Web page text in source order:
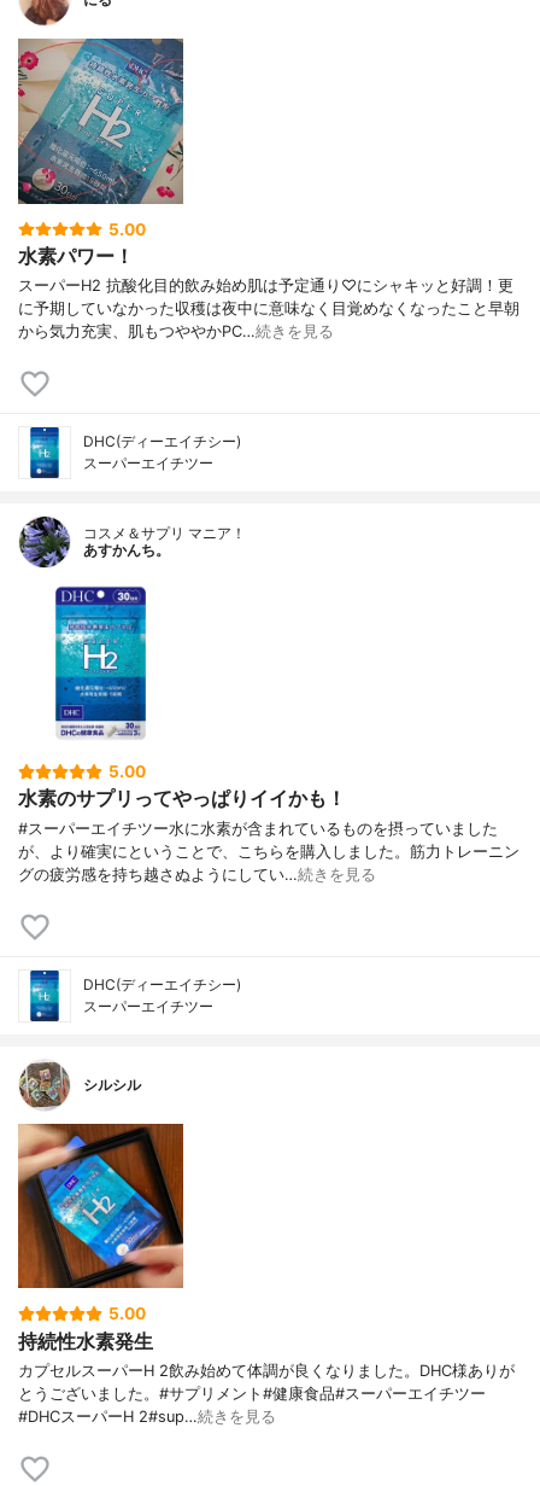
5.00
水素パワー！
スーパーH2 抗酸化目的飲み始め肌は予定通り♡にシャキッと好調！更
に予期していなかった収穫は夜中に意味なく目覚めなくなったこと早朝
から気力充実、肌もつややかPC…続きを見る
DHC(ディーエイチシー)
スーパーエイチツー
コスメ＆サプリ マニア！
あすかんち。
5.00
水素のサプリってやっぱりイイかも！
#スーパーエイチツー水に水素が含まれているものを摂っていました
が、より確実にということで、こちらを購入しました。筋力トレーニン
グの疲労感を持ち越さぬようにしてい…続きを見る
DHC(ディーエイチシー)
スーパーエイチツー
シルシル
5.00
持続性水素発生
カプセルスーパーH 2飲み始めて体調が良くなりました。DHC様ありが
とうございました。#サプリメント#健康食品#スーパーエイチツー
#DHCスーパーH 2#sup…続きを見る